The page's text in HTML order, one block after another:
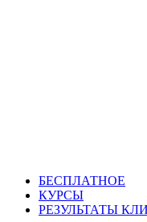
БЕСПЛАТНОЕ
КУРСЫ
РЕЗУЛЬТАТЫ